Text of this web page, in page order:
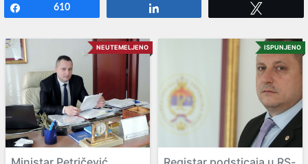
610
NEUTEMELJENO ISPUNJENO